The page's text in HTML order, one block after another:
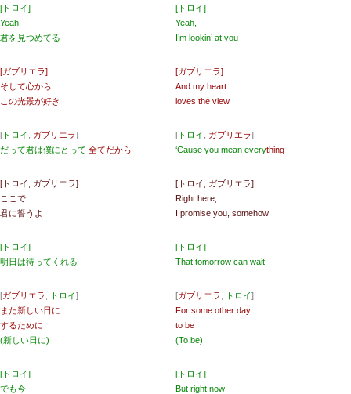
[トロイ]
Yeah,
君を見つめてる
[ガブリエラ]
そして心から
この光景が好き
[ トロイ ガブリエラ]
だって君は僕にとって 全てだから
[トロイ, ガブリエラ]
ここで
君に誓うよ
[トロイ]
明日は待ってくれる
[ガブリエラ トロイ]
また新しい日に
するために
(新しい日に)
[トロイ]
でも今
[トロイ]
Yeah,
I’m lookin’ at you
[ガブリエラ]
And my heart
loves the view
[ トロイ ガブリエラ]
‘Cause you mean everything
[トロイ, ガブリエラ]
Right here,
I promise you, somehow
[トロイ]
That tomorrow can wait
[ガブリエラ トロイ]
For some other day
to be
(To be)
[トロイ]
But right now